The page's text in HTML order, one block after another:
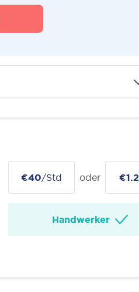
€40/Std oder €1.2
Handwerker